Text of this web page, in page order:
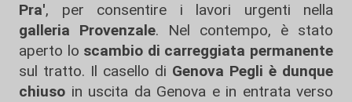
Pra', per consentire i lavori urgenti nella
galleria Provenzale. Nel contempo, è stato
aperto lo scambio di carreggiata permanente
sul tratto. Il casello di Genova Pegli è dunque
chiuso in uscita da Genova e in entrata verso